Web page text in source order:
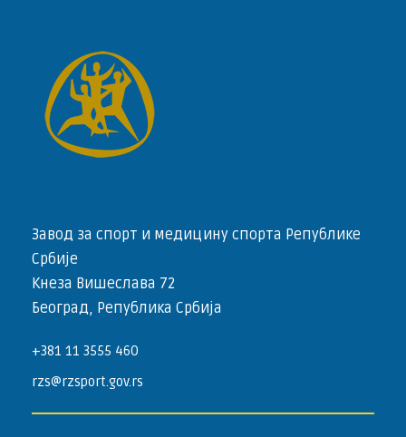
Завод за спорт и медицину спорта Републике
Србије
Кнеза Вишеслава 72
Београд, Република Србија
+381 11 3555 460
rzs@rzsport.gov.rs